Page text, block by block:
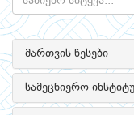
მართვის წესები
სამეცნიერო